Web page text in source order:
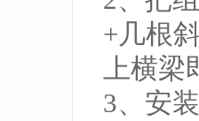
+几根
上横梁
3、安